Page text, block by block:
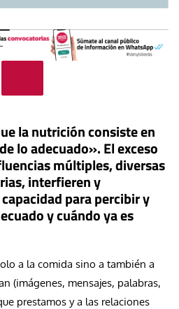
la nutrición consiste en
lo adecuado». El exceso
múltiples, diversas
interfieren y
para percibir y
y cuándo ya es
a la comida sino a también a
(imágenes, mensajes, palabras,
prestamos y a las relaciones